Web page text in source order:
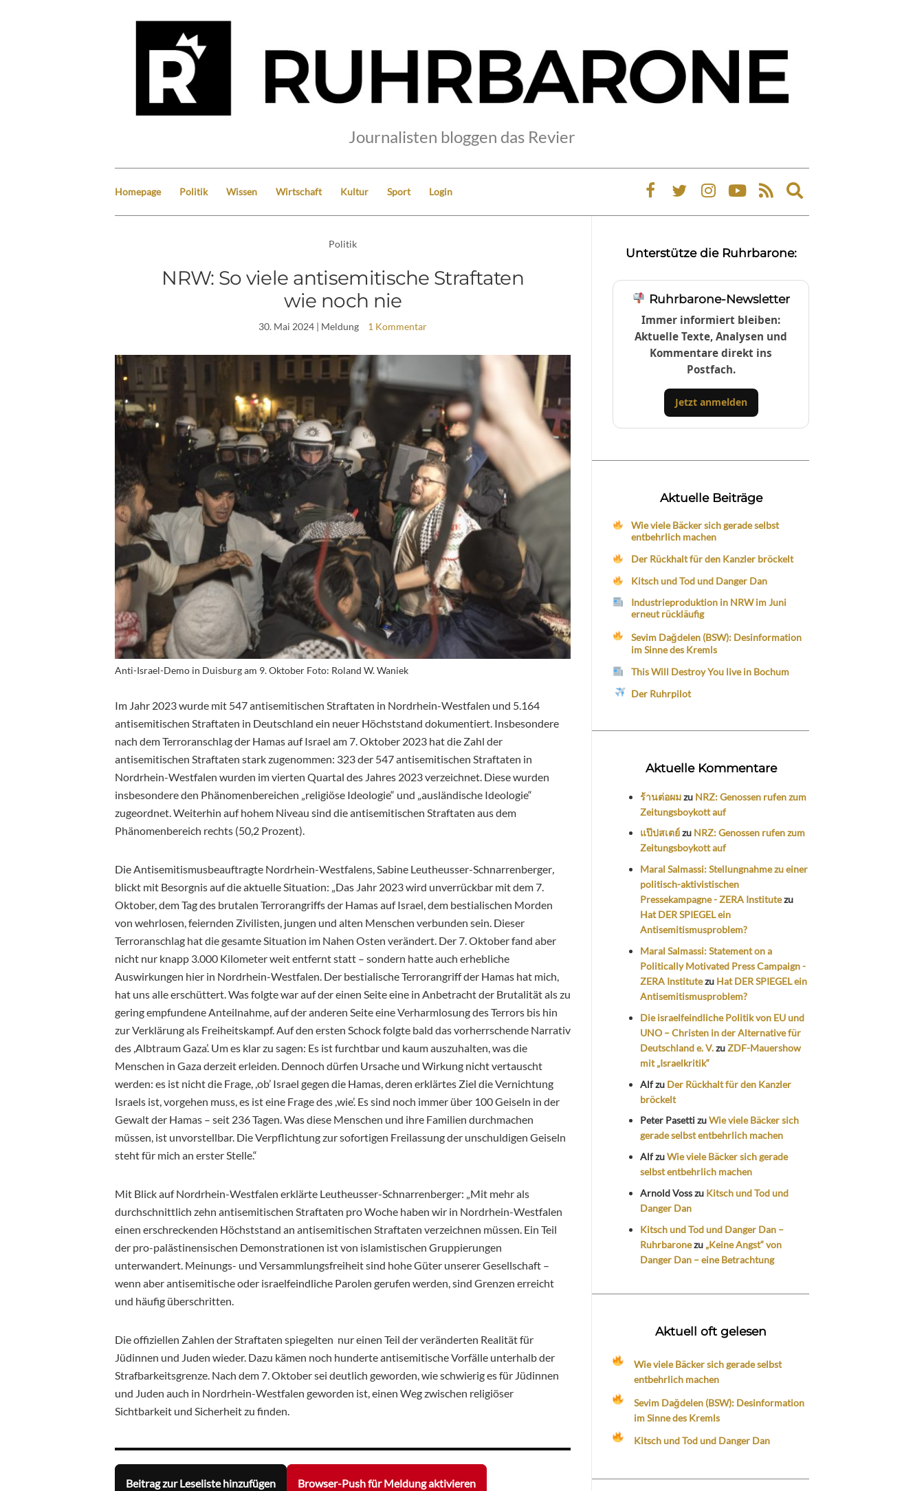
Journalisten bloggen das Revier
Homepage Politik Wissen Wirtschaft Kultur Sport Login
Expand
search
Politik
NRW: So viele antisemitische Straftaten
wie noch nie
30. Mai 2024 | Meldung 1 Kommentar
Anti-Israel-Demo in Duisburg am 9. Oktober Foto: Roland W. Waniek
Im Jahr 2023 wurde mit 547 antisemitischen Straftaten in Nordrhein-Westfalen und 5.164
antisemitischen Straftaten in Deutschland ein neuer Höchststand dokumentiert. Insbesondere
nach demTerroranschlag der Hamas auf Israel am 7. Oktober 2023 hat die Zahl der
antisemitischen Straftaten stark zugenommen: 323 der 547 antisemitischen Straftaten in
Nordrhein-Westfalen wurden im vierten Quartal des Jahres 2023 verzeichnet. Diese wurden
insbesondere den Phänomenbereichen „religiöse Ideologie“ und „ausländische Ideologie“
zugeordnet. Weiterhin auf hohem Niveau sind die antisemitischen Straftaten aus dem
Phänomenbereich rechts (50,2 Prozent).
Die Antisemitismusbeauftragte Nordrhein-Westfalens, Sabine Leutheusser-Schnarrenberger
blickt mit Besorgnis auf die aktuelle Situation: „Das Jahr 2023 wird unverrückbar mit dem 7.
Oktober, dem Tag des brutalen Terrorangriffs der Hamas auf Israel, dem bestialischen Morden
von wehrlosen, feiernden Zivilisten, jungen und alten Menschen verbunden sein. Dieser
Terroranschlag hat die gesamte Situation im Nahen Osten verändert. Der 7. Oktober fand aber
nicht nur knapp 3.000 Kilometer weit entfernt statt – sondern hatte auch erhebliche
Auswirkungen hier in Nordrhein-Westfalen. Der bestialische Terrorangriff der Hamas hat mich,
hat uns alle erschüttert. Was folgte war auf der einen Seite eine in Anbetracht der Brutalität als zu
gering empfundene Anteilnahme, auf der anderen Seite eine Verharmlosung des Terrors bis hin
zur Verklärung als Freiheitskampf. Auf den ersten Schock folgte bald das vorherrschende Narrativ
des ,Albtraum Gaza’. Um es klar zu sagen: Es ist furchtbar und kaum auszuhalten, was die
Menschen in Gaza derzeit erleiden. Dennoch dürfen Ursache und Wirkung nicht vertauscht
werden: es ist nicht die Frage, ,ob’ Israel gegen die Hamas, deren erklärtes Ziel die Vernichtung
Israels ist, vorgehen muss, es ist eine Frage des ,wie’. Es sind noch immer über 100 Geiseln in der
Gewalt der Hamas – seit 236 Tagen. Was diese Menschen und ihre Familien durchmachen
müssen, ist unvorstellbar. Die Verpflichtung zur sofortigen Freilassung der unschuldigen Geiseln
steht für mich an erster Stelle.“
Mit Blick auf Nordrhein-Westfalen erklärte Leutheusser-Schnarrenberger: „Mit mehr als
durchschnittlich zehn antisemitischen Straftaten pro Woche haben wir in Nordrhein-Westfalen
einen erschreckenden Höchststand an antisemitischen Straftaten verzeichnen müssen. Ein Teil
der pro-palästinensischen Demonstrationen ist von islamistischen Gruppierungen
unterwandert. Meinungs- und Versammlungsfreiheit sind hohe Güter unserer Gesellschaft –
wenn aber antisemitische oder israelfeindliche Parolen gerufen werden, sind Grenzen erreicht
und häufig überschritten.
Die offiziellen Zahlen der Straftaten spiegelten nur einen Teil der veränderten Realität für
Jüdinnen und Juden wieder. Dazu kämen noch hunderte antisemitische Vorfälle unterhalb der
Strafbarkeitsgrenze. Nach dem 7. Oktober sei deutlich geworden, wie schwierig es für Jüdinnen
und Juden auch in Nordrhein-Westfalen geworden ist, einen Weg zwischen religiöser
Sichtbarkeit und Sicherheit zu finden.
Beitrag zur Leseliste hinzufügen Browser-Push für Meldung aktivieren
Unterstütze die Ruhrbarone:
Ruhrbarone-Newsletter
Immer informiert bleiben:
Aktuelle Texte, Analysen und
Kommentare direkt ins
Postfach.
Jetzt anmelden
Aktuelle Beiträge
Wie viele Bäcker sich gerade selbst
entbehrlich machen
Der Rückhalt für den Kanzler bröckelt
Kitsch und Tod und Danger Dan
Industrieproduktion in NRW im Juni
erneut rückläufig
Sevim Dağdelen (BSW): Desinformation
im Sinne des Kremls
This Will Destroy You live in Bochum
Der Ruhrpilot
Aktuelle Kommentare
ร้านต่อผมzu NRZ: Genossen rufen zum
Zeitungsboykott auf
แป๊ปสเตย์zu NRZ: Genossen rufen zum
Zeitungsboykott auf
Maral Salmassi: Stellungnahme zu einer
politisch-aktivistischen
Pressekampagne - ZERA Institutezu
Hat DER SPIEGEL ein
Antisemitismusproblem?
Maral Salmassi: Statement on a
Politically Motivated Press Campaign -
ZERA Institutezu Hat DER SPIEGEL ein
Antisemitismusproblem?
Die israelfeindliche Politik von EU und
UNO – Christen in der Alternative für
Deutschland e. V.zuZDF-Mauershow
mit „Israelkritik“
Alfzu Der Rückhalt für den Kanzler
bröckelt
Peter PasettizuWie viele Bäcker sich
gerade selbst entbehrlich machen
AlfzuWie viele Bäcker sich gerade
selbst entbehrlich machen
Arnold Vosszu Kitsch und Tod und
Danger Dan
Kitsch und Tod und Danger Dan –
Ruhrbaronezu „Keine Angst“ von
Danger Dan – eine Betrachtung
Aktuell oft gelesen
Wie viele Bäcker sich gerade selbst
entbehrlich machen
Sevim Dağdelen (BSW): Desinformation
im Sinne des Kremls
Kitsch und Tod und Danger Dan